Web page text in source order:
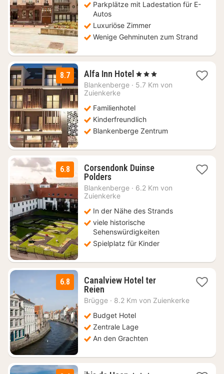
Parkplätze mit Ladestation für E-
Autos
Luxuriöse Zimmer
Wenige Gehminuten zum Strand
8.7 Alfa Inn Hotel 1
Nacht
€
, 3 Sterne
Blankenberge · 5.7 Km von
Zuienkerke
Familienhotel
Kinderfreundlich
Blankenberge Zentrum
6.8
Corsendonk Duinse
Polders1
Nacht
ab
€
Blankenberge · 6.2 Km von
Zuienkerke
In der Nähe des Strands
viele historische
Sehenswürdigkeiten
Spielplatz für Kinder
6.8
Canalview Hotel ter
Reien1
Nacht
106
€
Brügge · 8.2 Km von Zuienkerke
Budget Hotel
Zentrale Lage
An den Grachten